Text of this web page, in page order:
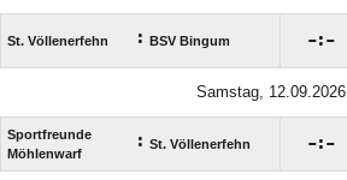
St. Völlenerfehn : BSV Bingum :
Samstag, 12.09.2026
Sportfreunde
Möhlenwarf
: St. Völlenerfehn :